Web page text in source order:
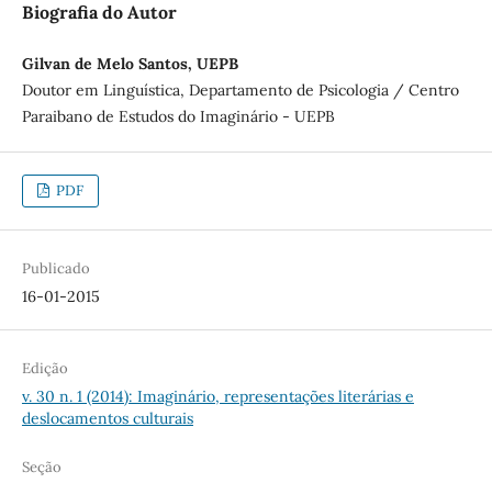
Biografia do Autor
Gilvan de Melo Santos, UEPB
Doutor em Linguística, Departamento de Psicologia / Centro
Paraibano de Estudos do Imaginário - UEPB
PDF
Publicado
16-01-2015
Edição
v. 30 n. 1 (2014): Imaginário, representações literárias e
deslocamentos culturais
Seção